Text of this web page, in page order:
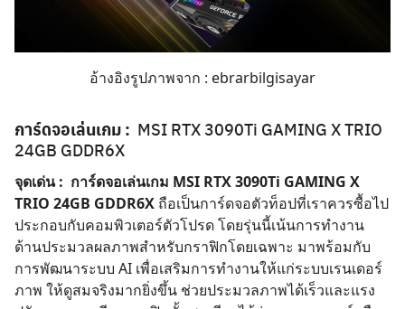
อ้างอิงรูปภาพจาก : ebrarbilgisayar
การ์ดจอเล่นเกม : MSI RTX 3090Ti GAMING X TRIO
24GB GDDR6X
จุดเด่น : การ์ดจอเล่นเกม MSI RTX 3090Ti GAMING X
TRIO 24GB GDDR6X ถือเป็นการ์ดจอตัวท็อปที่เราควรซื้อไป
ประกอบกับคอมพิวเตอร์ตัวโปรด โดยรุ่นนี้เน้นการทำงาน
ด้านประมวลผลภาพสำหรับกราฟิกโดยเฉพาะ มาพร้อมกับ
การพัฒนาระบบ AI เพื่อเสริมการทำงานให้แก่ระบบเรนเดอร์
ภาพ ให้ดูสมจริงมากยิ่งขึ้น ช่วยประมวลภาพได้เร็วและแรง